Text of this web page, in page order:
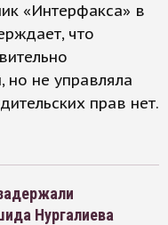
«Интерфакса» в
что
но не управляла
прав нет.
Нургалиева